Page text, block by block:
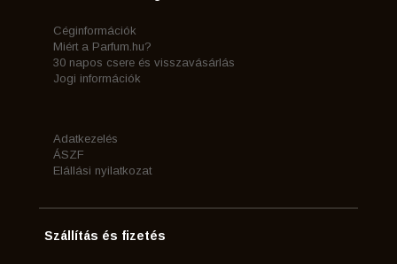
Céginformációk
Miért a Parfum.hu?
30 napos csere és visszavásárlás
Jogi információk
Adatkezelés
ÁSZF
Elállási nyilatkozat
Szállítás és fizetés